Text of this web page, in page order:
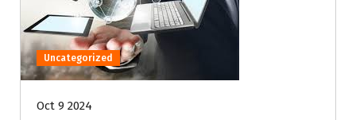
Uncategorized
Oct 9 2024